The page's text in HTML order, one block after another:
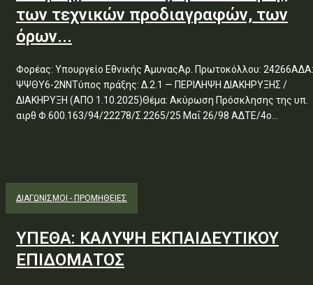
των τεχνικών προδιαγραφών, των
όρων...
Φορέας: Υπουργείο Εθνικής ΆμυναςΑρ. Πρωτοκόλλου: 24266ΑΔΑ:
ΨΨΘΥ6-2ΝΝΤύπος πράξης: Δ.2.1 — ΠΕΡΙΛΗΨΗ ΔΙΑΚΗΡΥΞΗΣ /
ΔΙΑΚΗΡΥΞΗ (ΑΠΟ 1.10.2025)Θέμα: Ακύρωση Πρόσκλησης της υπ.
αιρθ Φ.600.163/94/22278/Σ.2265/25 Μαΐ 26/98 ΑΔΤΕ/4ο...
ΔΙΑΓΩΝΙΣΜΟΊ - ΠΡΟΜΉΘΕΙΕΣ
ΥΠΕΘΑ: ΚΑΛΥΨΗ ΕΚΠΑΙΔΕΥΤΙΚΟΥ
ΕΠΙΔΟΜΑΤΟΣ